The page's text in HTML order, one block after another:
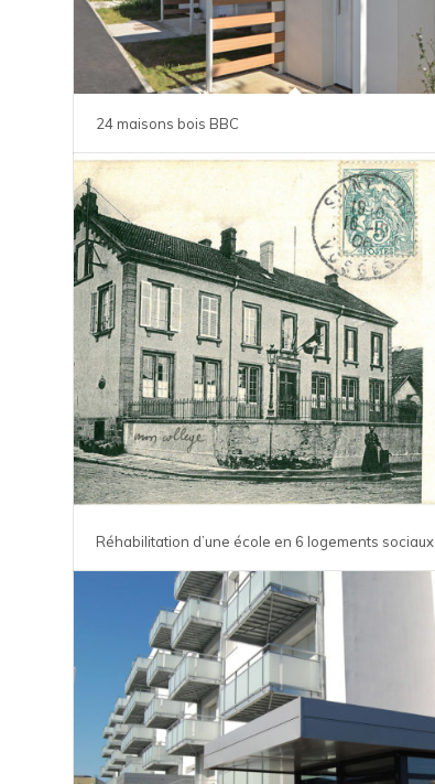
24 maisons bois BBC
Réhabilitation d’une école en 6 logements sociaux